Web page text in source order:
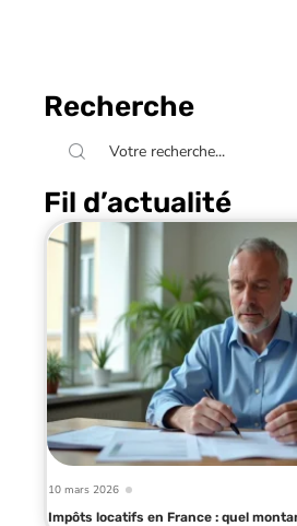
Recherche
Fil d’actualité
10 mars 2026
Impôts locatifs en France : quel